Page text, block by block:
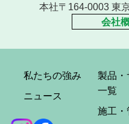
本社〒164-0003 東
会社
私たちの強み
ニュース
製品・
一覧
施工・